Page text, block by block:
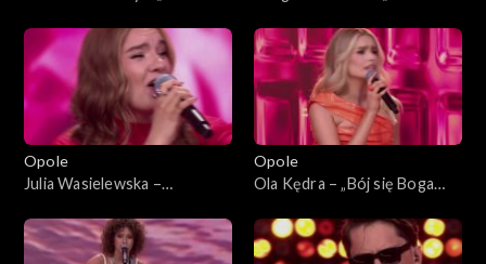
„Debiuty”
Opole
Julia Wasielewska –
63. KFPP: Koncert „Debiuty”
Opole
Ola Kędra – „Bój się Boga
Koncert „Debiuty”